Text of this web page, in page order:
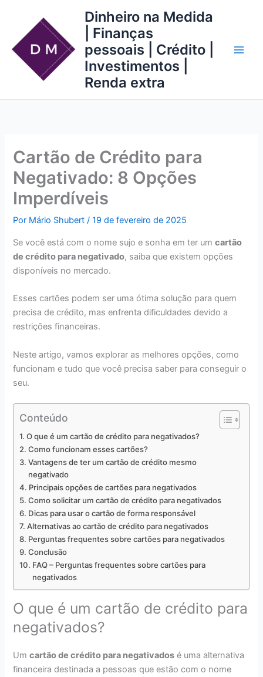
conteúdo
Dinheiro na Medida
| Finanças
pessoais | Crédito |
Investimentos |
Renda extra
Cartão de Crédito para
Negativado: 8 Opções
Imperdíveis
Por Mário Shubert/19 de fevereiro de 2025
Se você está com o nome sujo e sonha em ter umcartão
de crédito para negativado, saiba que existem opções
disponíveis no mercado.
Esses cartões podem ser uma ótima solução para quem
precisa de crédito, mas enfrenta dificuldades devido a
restrições financeiras.
Neste artigo, vamos explorar as melhores opções, como
funcionam e tudo que você precisa saber para conseguir o
seu.
Conteúdo
O que é um cartão de crédito para negativados?
Como funcionam esses cartões?
Vantagens de ter um cartão de crédito mesmo
negativado
Principais opções de cartões para negativados
Como solicitar um cartão de crédito para negativados
Dicas para usar o cartão de forma responsável
Alternativas ao cartão de crédito para negativados
Perguntas frequentes sobre cartões para negativados
Conclusão
FAQ – Perguntas frequentes sobre cartões para
negativados
O que é um cartão de crédito para
negativados?
Umcartão de crédito para negativados é uma alternativa
financeira destinada a pessoas que estão com o nome